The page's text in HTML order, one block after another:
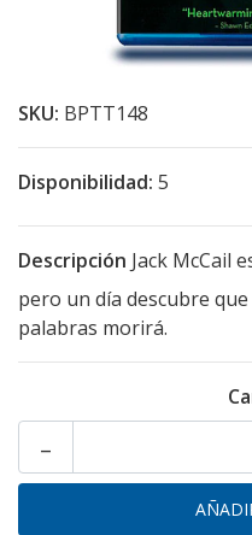
SKU: BPTT148
Disponibilidad: 5
Descripción Jack McCail
pero un día descubre
palabras morirá.
-